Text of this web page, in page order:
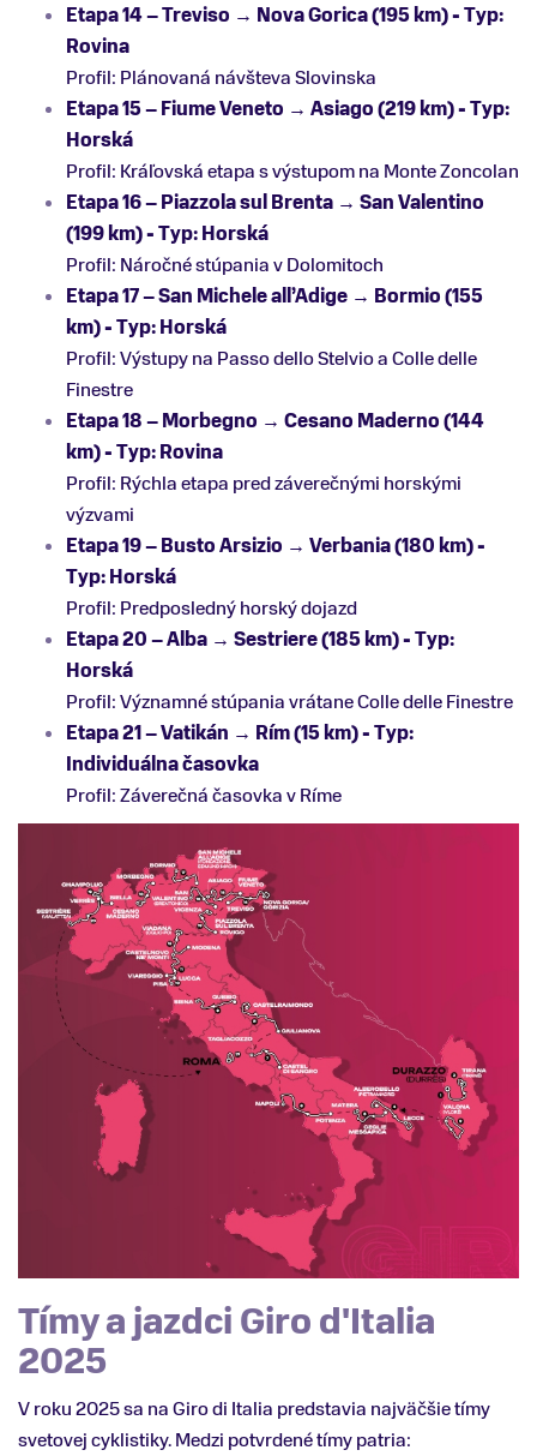
Etapa 14 – Treviso → Nova Gorica (195 km) - Typ:
Rovina
Profil: Plánovaná návšteva Slovinska
Etapa 15 – Fiume Veneto → Asiago (219 km) - Typ:
Horská
Profil: Kráľovská etapa s výstupom na Monte Zoncolan
Etapa 16 – Piazzola sul Brenta → San Valentino
(199 km) - Typ: Horská
Profil: Náročné stúpania v Dolomitoch
Etapa 17 – San Michele all’Adige → Bormio (155
km) - Typ: Horská
Profil: Výstupy na Passo dello Stelvio a Colle delle
Finestre
Etapa 18 – Morbegno → Cesano Maderno (144
km) - Typ: Rovina
Profil: Rýchla etapa pred záverečnými horskými
výzvami
Etapa 19 – Busto Arsizio → Verbania (180 km) -
Typ: Horská
Profil: Predposledný horský dojazd
Etapa 20 – Alba → Sestriere (185 km) - Typ:
Horská
Profil: Významné stúpania vrátane Colle delle Finestre
Etapa 21 – Vatikán → Rím (15 km) - Typ:
Individuálna časovka
Profil: Záverečná časovka v Ríme
Tímy a jazdci Giro d'Italia
2025
V roku 2025 sa na Giro di Italia predstavia najväčšie tímy
svetovej cyklistiky. Medzi potvrdené tímy patria: